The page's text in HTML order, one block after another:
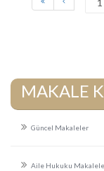
MAKALE
Güncel Makaleler
Aile Hukuku